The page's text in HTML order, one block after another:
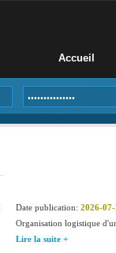
Accueil
Date publication: 2026-
Organisation logistique
Lire la suite +